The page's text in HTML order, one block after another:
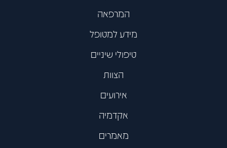
המרפאה
מידע למטופל
טיפולי שיניים
הצוות
אירועים
אקדמיה
מאמרים